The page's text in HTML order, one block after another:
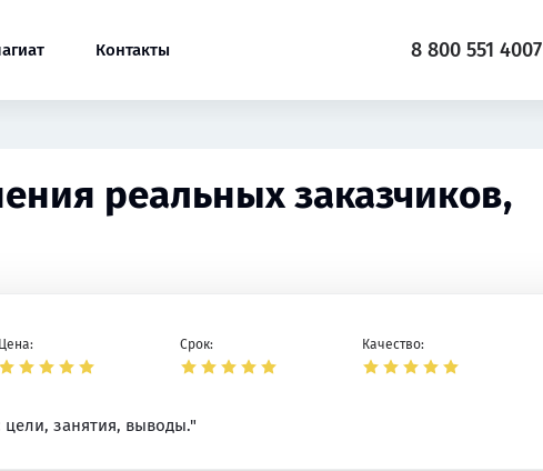
Контакты 8 800 551 4007
реальных заказчиков,
Цена: Срок: Качество:
цели, занятия, выводы."